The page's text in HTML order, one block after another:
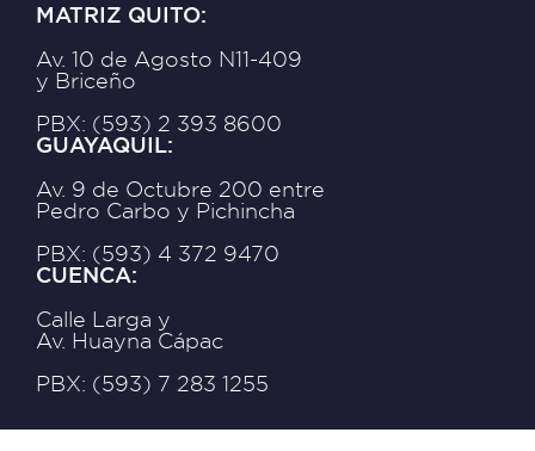
MATRIZ QUITO:
Av. 10 de Agosto N11-409
y Briceño
PBX: (593) 2 393 8600
GUAYAQUIL:
Av. 9 de Octubre 200 entre
Pedro Carbo y Pichincha
PBX: (593) 4 372 9470
CUENCA:
Calle Larga y
Av. Huayna Cápac
PBX: (593) 7 283 1255